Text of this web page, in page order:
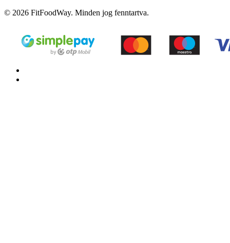
© 2026 FitFoodWay. Minden jog fenntartva.